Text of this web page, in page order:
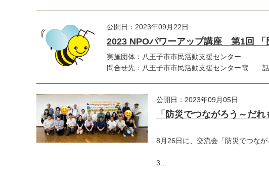
公開日：2023年09月22日
2023 NPOパワーアップ講座 第1回 「
実施団体：八王子市市民活動支援センター
問合せ先：八王子市市民活動支援センター電
公開日：2023年09月05日
「防災でつながろう～だ
8月26日に、交流会「防災でつな
3...